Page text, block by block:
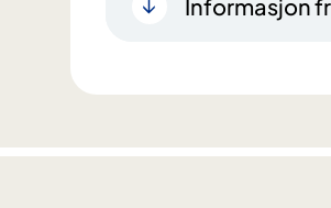
Informasjon